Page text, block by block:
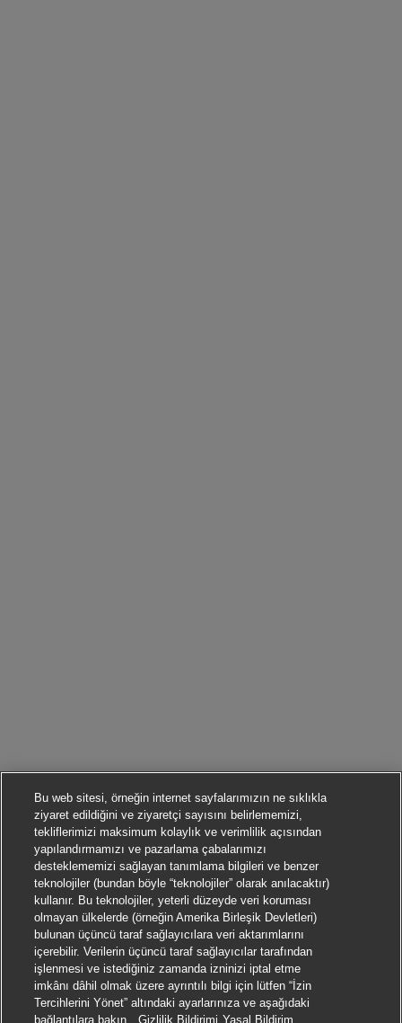
Başvurmak
Bu web sitesi, örneğin internet sayfalarımızın ne sıklıkla
ziyaret edildiğini ve ziyaretçi sayısını belirlememizi,
tekliflerimizi maksimum kolaylık ve verimlilik açısından
yapılandırmamızı ve pazarlama çabalarımızı
desteklememizi sağlayan tanımlama bilgileri ve benzer
teknolojiler (bundan böyle “teknolojiler” olarak anılacaktır)
kullanır. Bu teknolojiler, yeterli düzeyde veri koruması
olmayan ülkelerde (örneğin Amerika Birleşik Devletleri)
bulunan üçüncü taraf sağlayıcılara veri aktarımlarını
içerebilir. Verilerin üçüncü taraf sağlayıcılar tarafından
işlenmesi ve istediğiniz zamanda izninizi iptal etme
imkânı dâhil olmak üzere ayrıntılı bilgi için lütfen “İzin
Tercihlerini Yönet” altındaki ayarlarınıza ve aşağıdaki
bağlantılara bakın.
Gizlilik Bildirimi Yasal Bildirim